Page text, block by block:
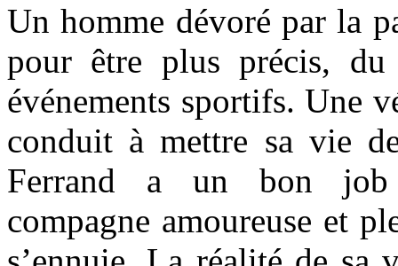
Un homme dévoré par la
pour être plus précis,
événements sportifs. Une
conduit à mettre sa vie
Ferrand a un bon job
compagne amoureuse et